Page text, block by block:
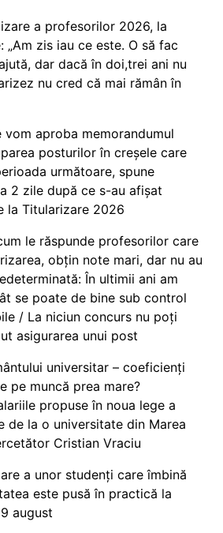
a profesorilor 2026, la
„Am zis iau ce este. O să fac
dar dacă în doi,trei ani nu
nu cred că mai rămân în
vom aproba memorandumul
posturilor în creșele care
următoare, spune
2 zile după ce s-au afișat
la Titularizare 2026
le răspunde profesorilor care
obțin note mari, dar nu au
În ultimii ani am
se poate de bine sub control
/ La niciun concurs nu poți
asigurarea unui post
universitar – coeficienți
pe muncă prea mare?
propuse în noua lege a
de la o universitate din Marea
Cristian Vraciu
a unor studenți care îmbină
este pusă în practică la
august